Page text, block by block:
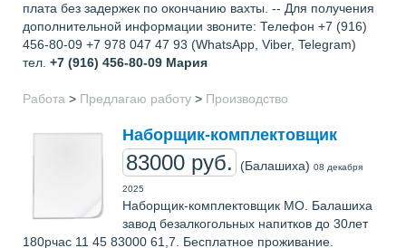
плата без задержек по окончанию вахты. -- Для получения
дополнительной информации звоните: Телефон +7 (916)
456-80-09 +7 978 047 47 93 (WhatsApp, Viber, Telegram)
тел. +7 (916) 456-80-09 Мария
Работа > Предлагаю работу > Производство
Наборщик-комплектовщик
83000 руб. (Балашиха) 08 декабря
2025
Наборщик-комплектовщик МО. Балашиха
завод безалкогольных напитков до 30лет
180рчас 11 45 83000 61,7. Бесплатное проживание.